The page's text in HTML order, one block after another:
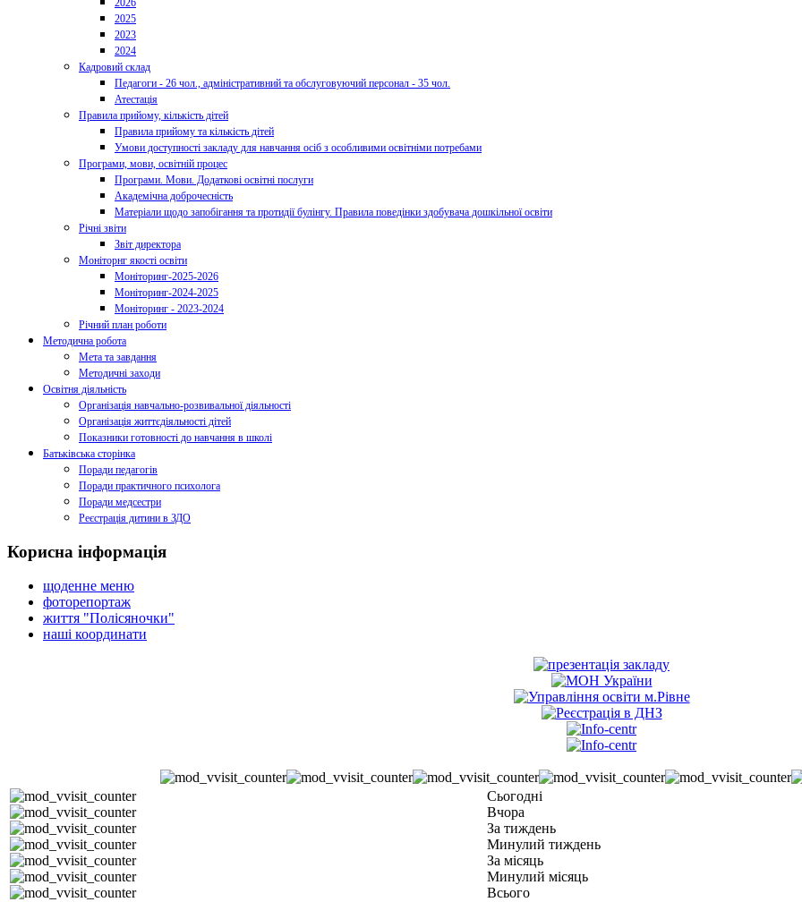
2026
2025
2023
2024
Кадровий склад
Педагоги - 26 чол., адміністративний та обслуговуючий персонал - 35 чол.
Атестація
Правила прийому, кількість дітей
Правила прийому та кількість дітей
Умови доступності закладу для навчання осіб з особливими освітніми потребами
Програми, мови, освітній процес
Програми. Мови. Додаткові освітні послуги
Академічна доброчесність
Матеріали щодо запобігання та протидії булінгу. Правила поведінки здобувача дошкільної освіти
Річні звіти
Звіт директора
Моніторнг якості освіти
Моніторинг-2025-2026
Моніторинг-2024-2025
Моніторинг - 2023-2024
Річний план роботи
Методична робота
Мета та завдання
Методичні заходи
Освітня діяльність
Організація навчально-розвивальної діяльності
Організація життєдіяльності дітей
Показники готовності до навчання в школі
Батьківська сторінка
Поради педагогів
Поради практичного психолога
Поради медсестри
Реєстрація дитини в ЗДО
Корисна інформація
щоденне меню
фоторепортаж
життя "Полісяночки"
наші координати
Сьогодні
Вчора
За тиждень
Минулий тиждень
За місяць
Минулий місяць
Всього